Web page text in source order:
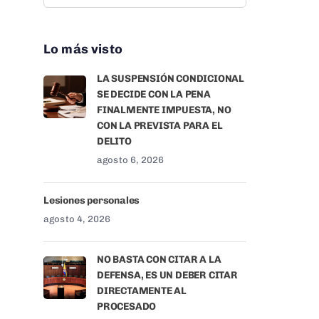
Lo más visto
LA SUSPENSIÓN CONDICIONAL
SE DECIDE CON LA PENA
FINALMENTE IMPUESTA, NO
CON LA PREVISTA PARA EL
DELITO
agosto 6, 2026
Lesiones personales
agosto 4, 2026
NO BASTA CON CITAR A LA
DEFENSA, ES UN DEBER CITAR
DIRECTAMENTE AL
PROCESADO